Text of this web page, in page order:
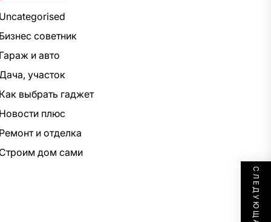
Uncategorised
Бизнес советник
Гараж и авто
участок
Как выбрать гаджет
Новости плюс
Ремонт и отделка
Строим дом сами